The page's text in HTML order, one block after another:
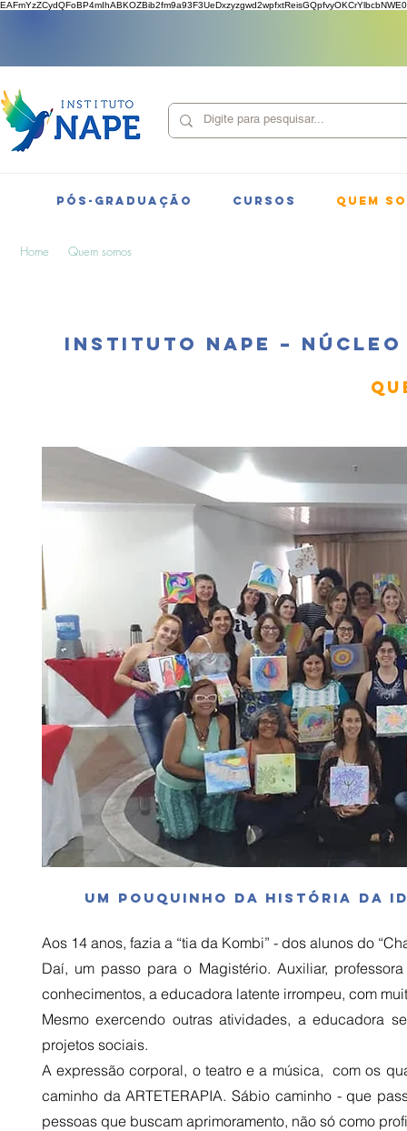
PÓS-GRADUAÇÃO CURSOS QUEM
Home Quem somos
INSTITUTO NAPE –
Um pouquinho da história da
Aos 14 anos, fazia a “tia da Kombi” - dos alunos do
Daí, um passo para o Magistério. Auxiliar,
conhecimentos, a educadora latente irrompeu, com
Mesmo exercendo outras atividades, a educadora
projetos sociais.
A expressão corporal, o teatro e a música, com os
caminho da ARTETERAPIA. Sábio caminho - que
pessoas que buscam aprimoramento, não só como